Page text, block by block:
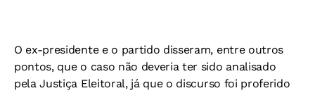
O ex-presidente e o partido disseram, entre outros
pontos, que o caso não deveria ter sido analisado
pela Justiça Eleitoral, já que o discurso foi proferido